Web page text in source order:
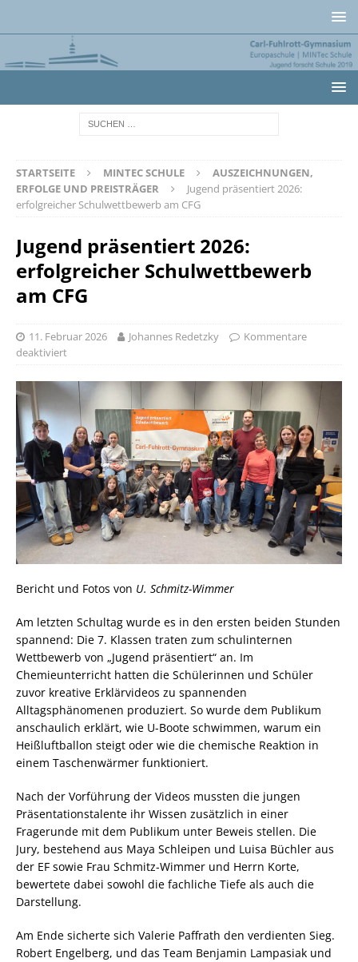
STARTSEITE MINTEC SCHULE
AUSZEICHNUNGEN,
ERFOLGE UND PREISTRÄGER
Jugend präsentiert 2026:
erfolgreicher Schulwettbewerb am CFG
Jugend präsentiert 2026:
erfolgreicher Schulwettbewerb
am CFG
11. Februar 2026 Johannes Redetzky
Kommentare
deaktiviert
Bericht und Fotos von U. Schmitz-Wimmer
Am letzten Schultag wurde es in den ersten beiden Stunden
spannend: Die 7. Klassen traten zum schulinternen
Wettbewerb von „Jugend präsentiert“ an. Im
Chemieunterricht hatten die Schülerinnen und Schüler
zuvor kreative Erklärvideos zu spannenden
Alltagsphänomenen produziert. So wurde dem Publikum
anschaulich erklärt, wie U-Boote schwimmen, warum ein
Heißluftballon steigt oder wie die chemische Reaktion in
einem Taschenwärmer funktioniert.
Nach der Vorführung der Videos mussten die jungen
Präsentationstalente ihr Wissen zusätzlich in einer
Fragerunde mit dem Publikum unter Beweis stellen. Die
Jury, bestehend aus Maya Schleipen und Luisa Büchler aus
der EF sowie Frau Schmitz-Wimmer und Herrn Korte,
bewertete dabei sowohl die fachliche Tiefe als auch die
Darstellung.
Am Ende sicherte sich Valerie Paffrath den verdienten Sieg.
Robert Engelberg, und das Team Benjamin Lampasiak und